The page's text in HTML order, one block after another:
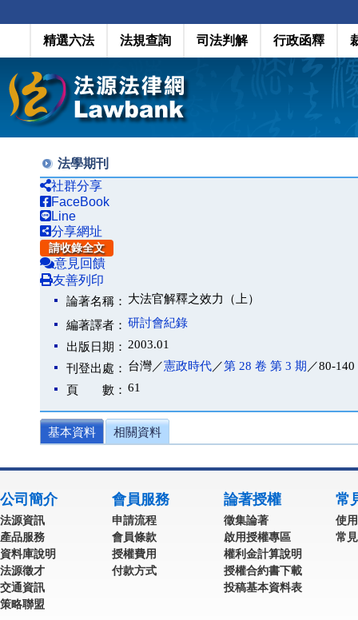
精選六法 法規查詢 司法判解 行政函釋
法學期刊
社群分享
FaceBook
Line
分享網址
請收錄全文
意見回饋
友善列印
論著名稱： 大法官解釋之效力（上）
編著譯者： 研討會紀錄
出版日期： 2003.01
刊登出處： 台灣／憲政時代／第 28 卷 第 3 期 ／80-140
頁 數： 61
基本資料 相關資料
公司簡介
法源資訊
產品服務
資料庫說明
法源徵才
交通資訊
策略聯盟
會員服務
申請流程
會員條款
授權費用
付款方式
論著授權
徵集論著
啟用授權專區
權利金計算說明
授權合約書下載
投稿基本資料表
常
使
常